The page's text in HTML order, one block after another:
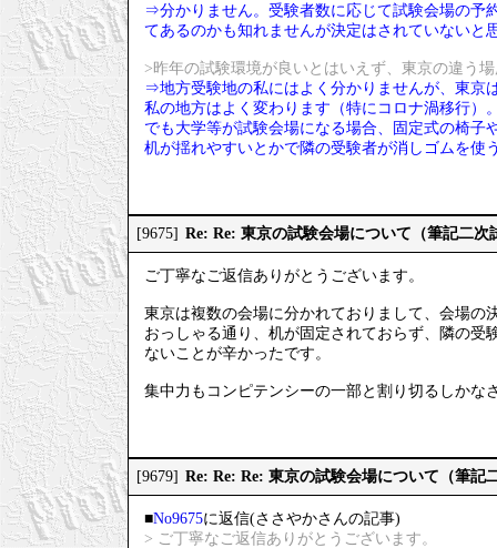
⇒分かりません。受験者数に応じて試験会場の予
てあるのかも知れませんが決定はされていないと
>昨年の試験環境が良いとはいえず、東京の違う
⇒地方受験地の私にはよく分かりませんが、東京
私の地方はよく変わります（特にコロナ渦移行）
でも大学等が試験会場になる場合、固定式の椅
机が揺れやすいとかで隣の受験者が消しゴムを
[9675] Re: Re: 東京の試験会場について（筆記二次
ご丁寧なご返信ありがとうございます。
東京は複数の会場に分かれておりまして、会場の
おっしゃる通り、机が固定されておらず、隣の
ないことが辛かったです。
集中力もコンピテンシーの一部と割り切るしかな
[9679] Re: Re: Re: 東京の試験会場について（筆記
■No9675に返信(ささやかさんの記事)
> ご丁寧なご返信ありがとうございます。